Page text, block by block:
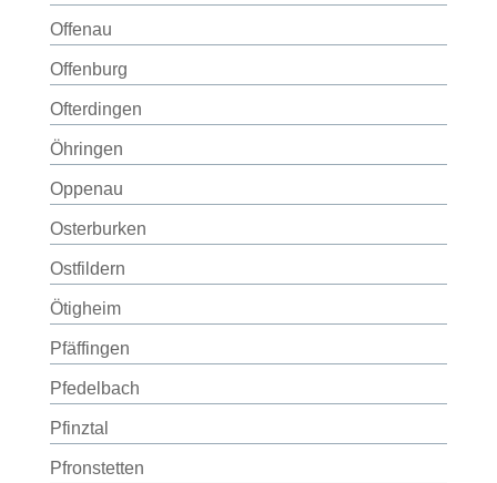
Offenau
Offenburg
Ofterdingen
Öhringen
Oppenau
Osterburken
Ostfildern
Ötigheim
Pfäffingen
Pfedelbach
Pfinztal
Pfronstetten